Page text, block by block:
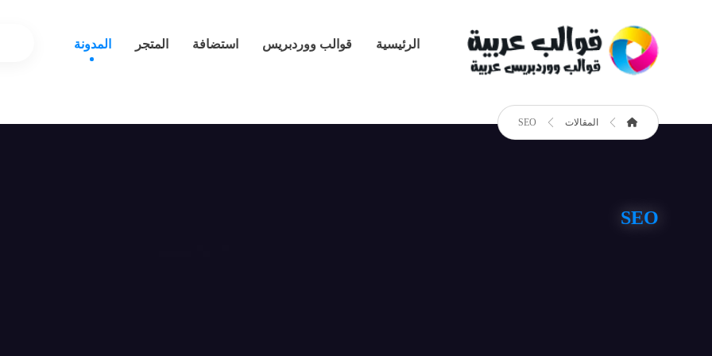
الرئيسية قوالب ووردبريس استضافة المتجر المدونة
المقالات SEO
SEO